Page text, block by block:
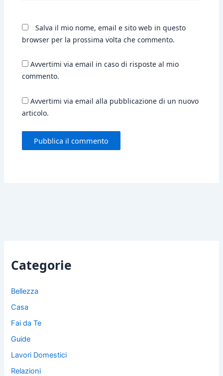
Salva il mio nome, email e sito web in questo
browser per la prossima volta che commento.
Avvertimi via email in caso di risposte al mio
commento.
Avvertimi via email alla pubblicazione di un nuovo
articolo.
Categorie
Bellezza
Casa
Fai da Te
Guide
Lavori Domestici
Relazioni